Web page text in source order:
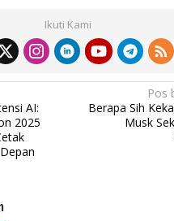
Ikuti Kami
AI:
2025
Pos
Berapa Sih
Musk